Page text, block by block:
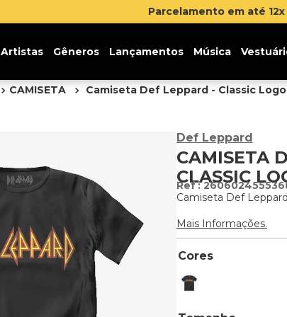
Parcelamento em até
Artistas Gêneros Lançamentos Música
CAMISETA Camiseta Def Leppard - Classic
Def Leppard
CAMISETA
CLASSIC
:
Camiseta Def
Mais Informações.